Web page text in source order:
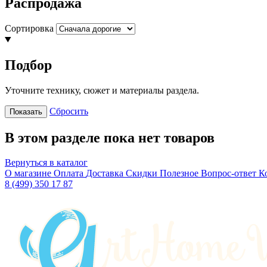
Сортировка
Подбор
Уточните технику, сюжет и материалы раздела.
Показать Сбросить
В этом разделе пока нет товаров
Вернуться в каталог
О магазине Оплата Доставка Скидки Полезное Вопрос-ответ
8 (499) 350 17 87